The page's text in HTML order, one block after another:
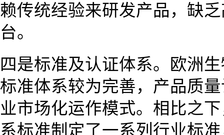
赖传统经验来研发产品，缺
台。
四是标准及认证体系。欧洲
标准体系较为完善，产品质
业市场化运作模式。相比之
系标准制定了一系列行业标